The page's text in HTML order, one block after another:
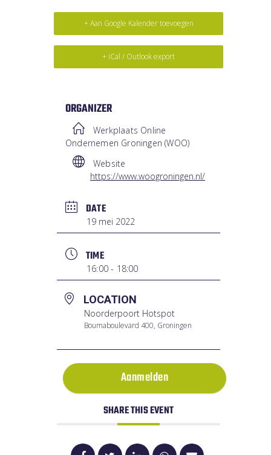
+ Aan Google Kalender toevoegen
+ iCal / Outlook export
ORGANIZER
Werkplaats Online
Ondernemen Groningen (WOO)
Website
https://www.woogroningen.nl/
DATE
19 mei 2022
TIME
16:00 - 18:00
LOCATION
Noorderpoort Hotspot
Boumaboulevard 400, Groningen
Aanmelden
SHARE THIS EVENT